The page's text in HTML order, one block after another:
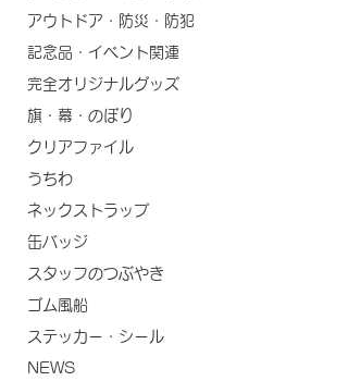
アウトドア・防災・防犯
記念品・イベント関連
完全オリジナルグッズ
旗・幕・のぼり
クリアファイル
うちわ
ネックストラップ
缶バッジ
スタッフのつぶやき
ゴム風船
ステッカー・シール
NEWS